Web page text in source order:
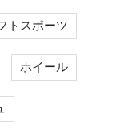
トスポーツ
ホイール